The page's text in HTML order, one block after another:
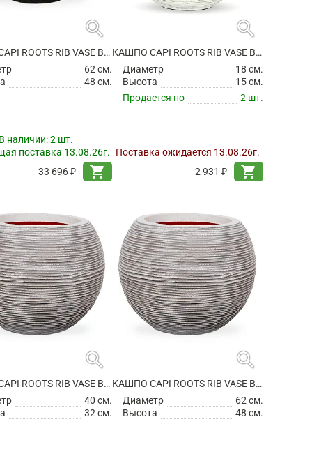
search
КАШПО CAPI ROOTS RIB VASE BALL BLACK
62 см.
48 см.
наличии:2 шт.
поставка 13.08.26г.
33 696 ₽
shopping_cart
search
КАШПО CAPI ROOTS RIB VASE BALL IVORY
Диаметр
18 см.
Высота
15 см.
Продается по
2 шт.
Поставка ожидается 13.08.26г.
2 931 ₽
shopping_cart
search
КАШПО CAPI ROOTS RIB VASE BALL IVORY
40 см.
32 см.
search
КАШПО CAPI ROOTS RIB VASE BALL IVORY
Диаметр
62 см.
Высота
48 см.